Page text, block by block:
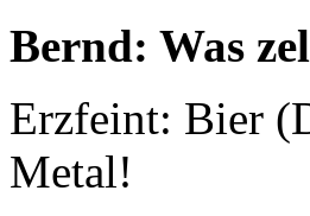
Bernd: Was
Erzfeint: Bier
Metal!